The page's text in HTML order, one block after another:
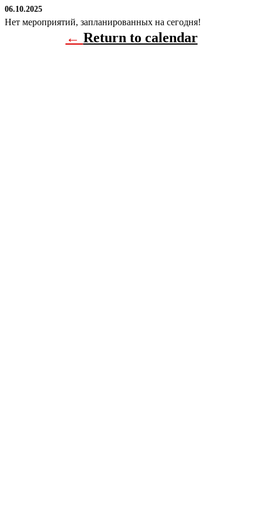
06.10.2025
Нет мероприятий, запланированных на сегодня!
← Return to calendar